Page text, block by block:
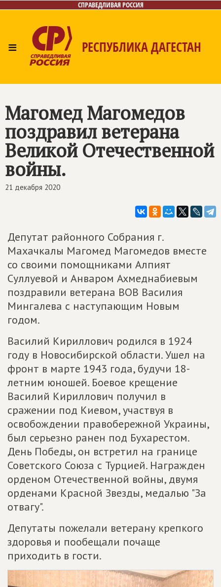
СПРАВЕДЛИВАЯ РОССИЯ
≡ РЕСПУБЛИКА ДАГЕСТАН
Контакты
Магомед Магомедов
поздравил ветерана
Великой Отечественной
войны.
21 декабря 2020
Депутат районного Собрания г.
Махачкалы Магомед Магомедов вместе
со своими помощниками Алпият
Суллуевой и Анваром Ахмеднабиевым
поздравили ветерана ВОВ Василия
Мингалева с наступающим Новым
годом.
Василий Кириллович родился в 1924
году в Новосибирской области. Ушел на
фронт в марте 1943 года, будучи 18-
летним юношей. Боевое крещение
Василий Кириллович получил в
сражении под Киевом, участвуя в
освобождении правобережной Украины,
был серьезно ранен под Бухарестом.
День Победы, он встретил на границе
Советского Союза с Турцией. Награжден
орденом Отечественной войны, двумя
орденами Красной Звезды, медалью "За
отвагу".
Депутаты пожелали ветерану крепкого
здоровья и пообещали почаще
приходить в гости.